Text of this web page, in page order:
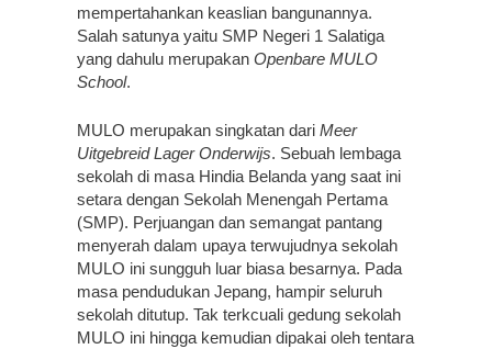
mempertahankan keaslian bangunannya.
Salah satunya yaitu SMP Negeri 1 Salatiga
yang dahulu merupakan Openbare MULO
School.
MULO merupakan singkatan dari Meer
Uitgebreid Lager Onderwijs. Sebuah lembaga
sekolah di masa Hindia Belanda yang saat ini
setara dengan Sekolah Menengah Pertama
(SMP). Perjuangan dan semangat pantang
menyerah dalam upaya terwujudnya sekolah
MULO ini sungguh luar biasa besarnya. Pada
masa pendudukan Jepang, hampir seluruh
sekolah ditutup. Tak terkcuali gedung sekolah
MULO ini hingga kemudian dipakai oleh tentara